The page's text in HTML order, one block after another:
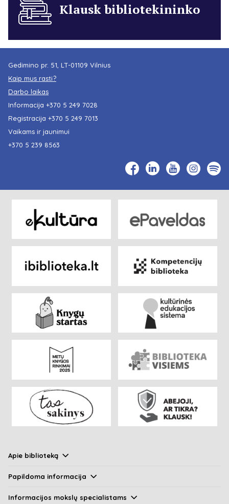
Klausk bibliotekininko
Gedimino pr. 51, LT-01109 Vilnius
Kaip mus rasti?
Darbo laikas
Informacija +370 5 249 7028
Registracija +370 5 249 7013
Vaikams ir jaunimui
+370 5 239 8563
Apie biblioteką
Papildoma informacija
Informacijos mokslų specialistams